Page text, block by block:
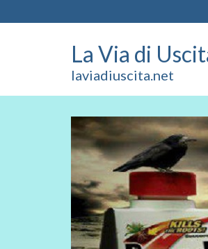
La Via di
laviadiuscita.net